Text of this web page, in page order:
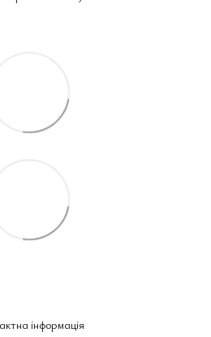
інформація